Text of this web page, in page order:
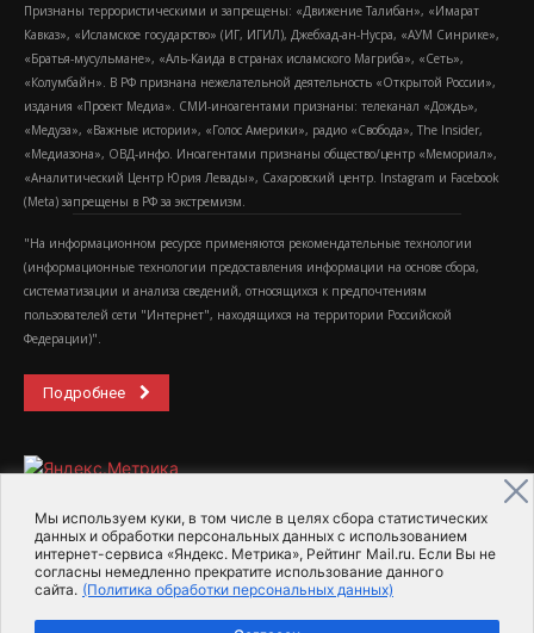
Мы используем куки, в том числе в целях сбора статистических
данных и обработки персональных данных с использованием
интернет-сервиса «Яндекс. Метрика», Рейтинг Mail.ru. Если Вы не
согласны немедленно прекратите использование данного
сайта. (Политика обработки персональных данных)
Признаны террористическими и запрещены: «Движение Талибан», «Имарат
Кавказ», «Исламское государство» (ИГ, ИГИЛ), Джебхад-ан-Нусра, «АУМ Синрике»,
«Братья-мусульмане», «Аль-Каида в странах исламского Магриба», «Сеть»,
«Колумбайн». В РФ признана нежелательной деятельность «Открытой России»,
издания «Проект Медиа». СМИ-иноагентами признаны: телеканал «Дождь»,
«Медуза», «Важные истории», «Голос Америки», радио «Свобода», The Insider,
«Медиазона», ОВД-инфо. Иноагентами признаны общество/центр «Мемориал»,
«Аналитический Центр Юрия Левады», Сахаровский центр. Instagram и Facebook
(Metа) запрещены в РФ за экстремизм.
"На информационном ресурсе применяются рекомендательные технологии
(информационные технологии предоставления информации на основе сбора,
систематизации и анализа сведений, относящихся к предпочтениям
пользователей сети "Интернет", находящихся на территории Российской
Федерации)".
Подробнее
2015-2026- Информационное агентство МедиаПоток
Для справки Об издании
Пользовательское соглашение